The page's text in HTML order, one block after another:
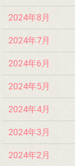
2024年8月
2024年7月
2024年6月
2024年5月
2024年4月
2024年3月
2024年2月